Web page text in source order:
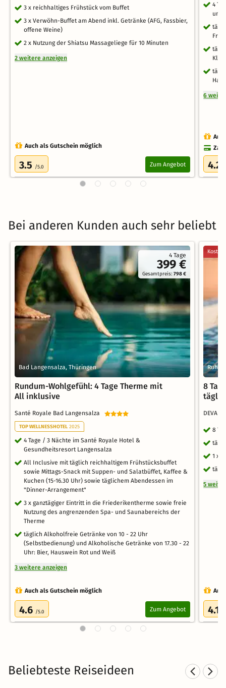
3 x reichhaltiges Frühstück vom Buffet
3 x Verwöhn-Buffet am Abend inkl. Getränke (AFG, Fassbier,
offene Weine)
2 x Nutzung der Shiatsu Massageliege für 10 Minuten
2 weitere anzeigen
Auch als Gutschein möglich
3.5 /5.0 Zum Angebot
4
6
4.2
Bei anderen Kunden auch sehr beliebt
4 Tage
399 €
Gesamtpreis:798 €
Bad Langensalza, Thüringen
Rundum-Wohlgefühl: 4 Tage Therme mit
All inklusive
Santé Royale Bad Langensalza
TOP WELLNESSHOTEL 2025
4 Tage / 3 Nächte im Santé Royale Hotel &
Gesundheitsresort Langensalza
All Inclusive mit täglich reichhaltigem Frühstücksbuffet
sowie Mittags-Snack mit Suppen- und Salatbüffet, Kaffee &
Kuchen (15-16.30 Uhr) sowie täglichem Abendessen im
"Dinner-Arrangement"
3 x ganztägiger Eintritt in die Friederikentherme sowie freie
Nutzung des angrenzenden Spa- und Saunabereichs der
Therme
täglich Alkoholfreie Getränke von 10 - 22 Uhr
(Selbstbedienung) und Alkoholische Getränke von 17.30 - 22
Uhr: Bier, Hauswein Rot und Weiß
3 weitere anzeigen
Auch als Gutschein möglich
4.6 /5.0 Zum Angebot
8
DEVA
8
1 x
5
4.1
Beliebteste Reiseideen
Thermen im Harz mit Hotel